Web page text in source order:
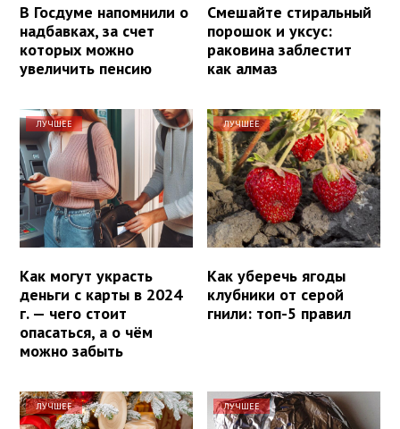
В Госдуме напомнили о
надбавках, за счет
которых можно
увеличить пенсию
Смешайте стиральный
порошок и уксус:
раковина заблестит
как алмаз
ЛУЧШЕЕ
Как могут украсть
деньги с карты в 2024
г. — чего стоит
опасаться, а о чём
можно забыть
ЛУЧШЕЕ
Как уберечь ягоды
клубники от серой
гнили: топ-5 правил
ЛУЧШЕЕ ЛУЧШЕЕ